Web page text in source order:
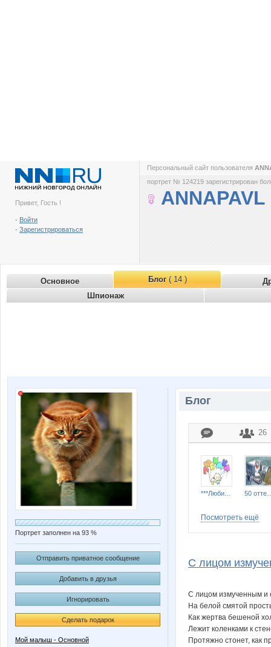
Привет, Гость !
- Войти
- Зарегистрироваться
Персональный сайт пользователя
портрет № 124219 зарегистрирован
ANNAPAVL
Основное Блог( 14 )
Шпионаж
Портрет заполнен на 93 %
Отправить приватное сообщение
Добавить в друзья
Игнорировать
Сделать подарок
Мой малыш - Основной
Блог
26
Wilful
Посмотреть ещё
С лицом
С лицом измученным и
На белой смятой
Как жертва бешеной
Лежит коленками к
Протяжно стонет, как